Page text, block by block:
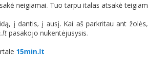
neigiamai. Tuo tarpu italas atsakė
į dantis, į ausį. Kai aš parkritau ant
pasakojo nukentėjusysis.
15min.lt